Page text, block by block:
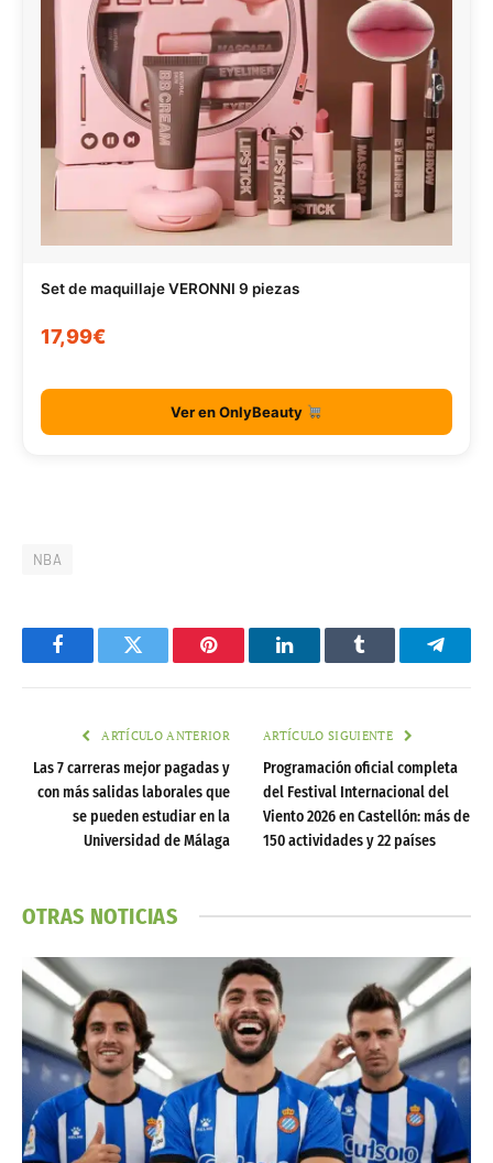
Set de maquillaje VERONNI 9 piezas
17,99€
Ver en OnlyBeauty
NBA
FacebookTwitter Pinterest LinkedInTumblr
ARTÍCULO ANTERIOR
Las 7 carreras mejor pagadas y
con más salidas laborales que
se pueden estudiar en la
Universidad de Málaga
ARTÍCULO SIGUIENTE
Programación oficial completa
del Festival Internacional del
Viento 2026 en Castellón: más de
150 actividades y 22 países
OTRAS NOTICIAS